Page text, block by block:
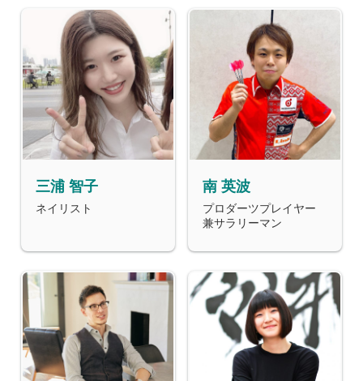
三浦 智子
ネイリスト
南 英波
プロダーツプレイヤー
兼サラリーマン